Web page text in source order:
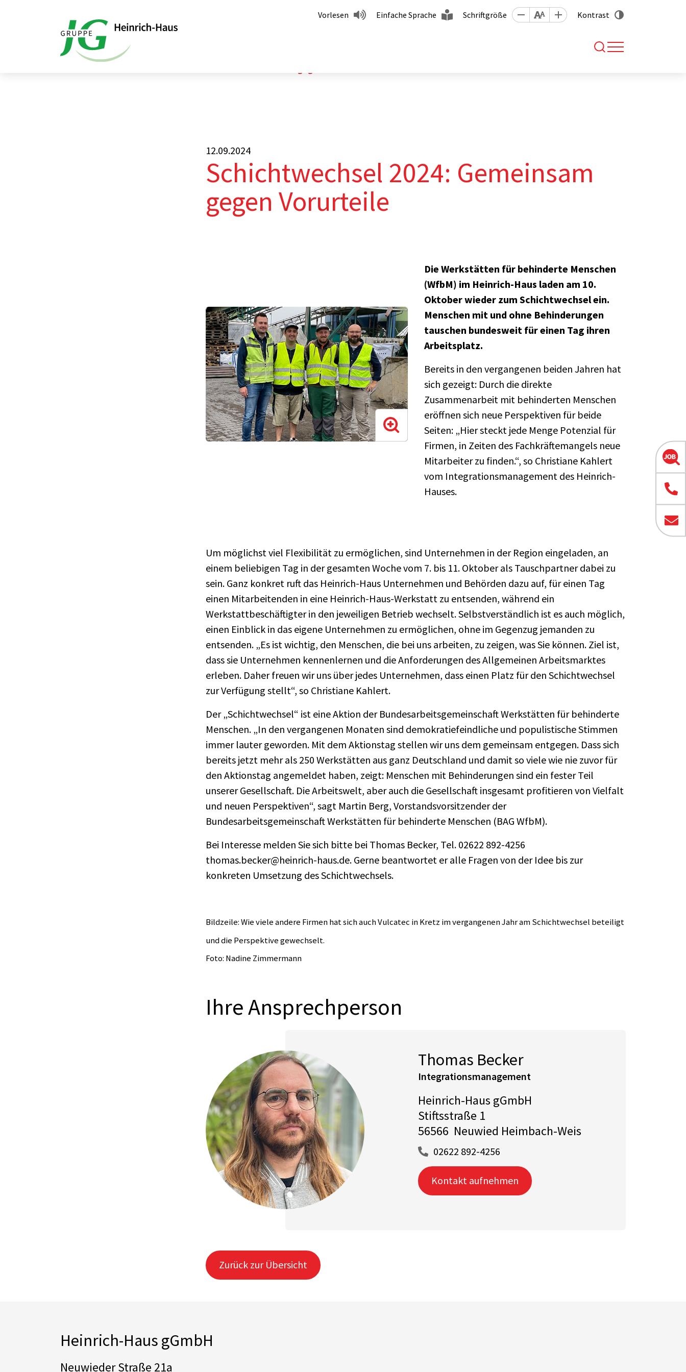
Vorlesen Einfache Sprache Schriftgröße Kontrast
12.09.2024
Schichtwechsel 2024: Gemeinsam
gegen Vorurteile
Die Werkstätten für behinderte Menschen
(WfbM) im Heinrich-Haus laden am 10.
Oktober wieder zum Schichtwechsel ein.
Menschen mit und ohne Behinderungen
tauschen bundesweit für einen Tag ihren
Arbeitsplatz.
Bereits in den vergangenen beiden Jahren hat
sich gezeigt: Durch die direkte
Zusammenarbeit mit behinderten Menschen
eröffnen sich neue Perspektiven für beide
Seiten: „Hier steckt jede Menge Potenzial für
Firmen, in Zeiten des Fachkräftemangels neue
Mitarbeiter zu finden.“, so Christiane Kahlert
vom Integrationsmanagement des Heinrich-
Hauses.
Um möglichst viel Flexibilität zu ermöglichen, sind Unternehmen in der Region eingeladen, an
einem beliebigen Tag in der gesamten Woche vom 7. bis 11. Oktober als Tauschpartner dabei zu
sein. Ganz konkret ruft das Heinrich-Haus Unternehmen und Behörden dazu auf, für einen Tag
einen Mitarbeitenden in eine Heinrich-Haus-Werkstatt zu entsenden, während ein
Werkstattbeschäftigter in den jeweiligen Betrieb wechselt. Selbstverständlich ist es auch möglich,
einen Einblick in das eigene Unternehmen zu ermöglichen, ohne im Gegenzug jemanden zu
entsenden. „Es ist wichtig, den Menschen, die bei uns arbeiten, zu zeigen, was Sie können. Ziel ist,
dass sie Unternehmen kennenlernen und die Anforderungen des Allgemeinen Arbeitsmarktes
erleben. Daher freuen wir uns über jedes Unternehmen, dass einen Platz für den Schichtwechsel
zur Verfügung stellt“, so Christiane Kahlert.
Der „Schichtwechsel“ ist eine Aktion der Bundesarbeitsgemeinschaft Werkstätten für behinderte
Menschen. „In den vergangenen Monaten sind demokratiefeindliche und populistische Stimmen
immer lauter geworden. Mit dem Aktionstag stellen wir uns dem gemeinsam entgegen. Dass sich
bereits jetzt mehr als 250 Werkstätten aus ganz Deutschland und damit so viele wie nie zuvor für
den Aktionstag angemeldet haben, zeigt: Menschen mit Behinderungen sind ein fester Teil
unserer Gesellschaft. Die Arbeitswelt, aber auch die Gesellschaft insgesamt profitieren von Vielfalt
und neuen Perspektiven“, sagt Martin Berg, Vorstandsvorsitzender der
Bundesarbeitsgemeinschaft Werkstätten für behinderte Menschen (BAG WfbM).
Bei Interesse melden Sie sich bitte bei Thomas Becker, Tel. 02622 892-4256
thomas.becker@heinrich-haus.de. Gerne beantwortet er alle Fragen von der Idee bis zur
konkreten Umsetzung des Schichtwechsels.
Bildzeile: Wie viele andere Firmen hat sich auch Vulcatec in Kretz im vergangenen Jahr am Schichtwechsel beteiligt
und die Perspektive gewechselt.
Foto: Nadine Zimmermann
Ihre Ansprechperson
Thomas Becker
Integrationsmanagement
Heinrich-Haus gGmbH
Stiftsstraße 1
56566 Neuwied Heimbach-Weis
02622 892-4256
Kontakt aufnehmen
Zurück zur Übersicht
Heinrich-Haus gGmbH
Neuwieder Straße 21a